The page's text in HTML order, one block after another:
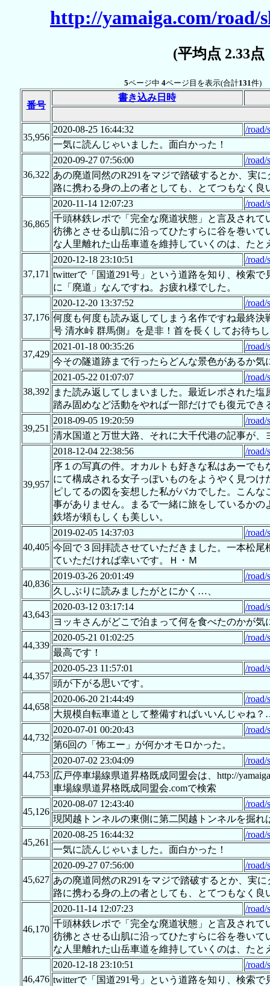
http://yamaiga.com/road/
(平均点 2.33
5ページ中 4ページ目を表示(合計131件)
番号
書き込み日時
35,956
2020-08-25 16:44:32
/road/
一気に読んじゃいました。面白かった！
36,322
2020-09-27 07:56:00
/road/
あの廃道同然のR291をマジで踏破するとか、実
路に携わる身の上の者としても、とてつもなく
36,865
2020-11-14 12:07:23
/road/
千頭林鉄レポで「完全な廃道状態」と言及され
彷彿とさせる山肌に沿ってひたすらに谷を巻い
な人里離れた山岳車道を維持していくのは、た
37,171
2020-12-18 23:10:51
/road/
twitterで「国道291号」という道路を知り、検索
に「廃道」なんですね。お疲れ様でした。
37,176
2020-12-20 13:37:52
/road/
何度も何度も読み返してしまう名作ですね最終
号 清水峠 群馬側』を是非！首を長くしてお待ち
37,429
2021-01-18 00:35:26
/road/
今その隧道跡まで行ったらどんな景色があるか気
38,392
2021-05-22 01:07:07
/road/
また読み返してしまいました。最近レポされた
踏み固めなど活動をやれば一部だけでも復元でき
39,251
2018-09-05 19:20:59
/road/
清水国道と万世大路、それに大千代港の記事が
39,957
2018-12-04 22:38:56
/road/
序１の写真の件。オカルトも好きな私はあーで
にて構成される女子っぽいものをようやく見つ
ピしてるの図を妄想した私がバカでした。こん
事がありません。まるで一緒に旅をしているか
鉄塔が頼もしくも美しい。
40,405
2019-02-05 14:37:03
/road/
今回で３回拝読させていただきました。一本松
ていただければ幸いです。Ｈ・Ｍ
40,836
2019-03-26 20:01:49
/road/
久しぶりに読みましたがとにかく…、
43,643
2020-03-12 03:17:14
/road/
ヨッキさんがどこで泊まって何を食べたのかが気
44,339
2020-05-21 01:02:25
/road/
最高です！
44,357
2020-05-23 11:57:01
/road/
頭が下がる思いです。
44,658
2020-06-20 21:44:49
/road/
大規模自転車道として整備すればいいんじゃね
44,732
2020-07-01 00:20:43
/road/
第6回の「怖エー」が何かオモロかった。
44,753
2020-07-02 23:04:09
/road/
広戸停車場線県道昇格既成同盟会は、http://
車場線県道昇格既成同盟会.comで検索
45,126
2020-08-07 12:43:40
/road/
現関越トンネルの東側に第二関越トンネルを掘れ
45,261
2020-08-25 16:44:32
/road/
一気に読んじゃいました。面白かった！
45,627
2020-09-27 07:56:00
/road/
あの廃道同然のR291をマジで踏破するとか、実
路に携わる身の上の者としても、とてつもなく
46,170
2020-11-14 12:07:23
/road/
千頭林鉄レポで「完全な廃道状態」と言及され
彷彿とさせる山肌に沿ってひたすらに谷を巻い
な人里離れた山岳車道を維持していくのは、た
46,476
2020-12-18 23:10:51
/road/
twitterで「国道291号」という道路を知り、検索